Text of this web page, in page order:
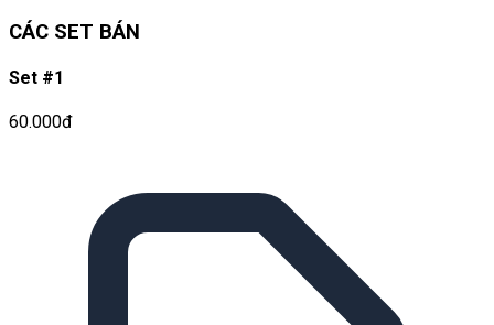
CÁC SET BÁN
Set #1
60.000đ